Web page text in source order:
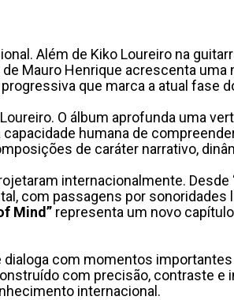
Além de Kiko Loureiro na
Mauro Henrique acrescenta uma
que marca a atual fase
O álbum aprofunda uma
humana de
de caráter narrativo,
internacionalmente. Desde
com passagens por sonoridades
Mind” representa um novo
com momentos
com precisão, contraste e
internacional.